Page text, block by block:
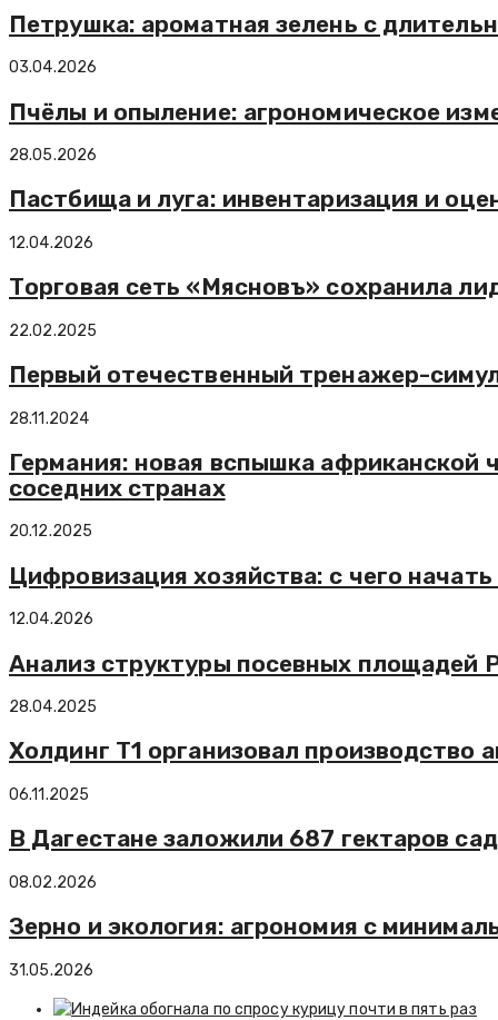
Петрушка: ароматная зелень с
03.04.2026
Пчёлы и опыление: агрономическое
28.05.2026
Пастбища и луга: инвентаризация и
12.04.2026
Торговая сеть «Мясновъ» сохранила
22.02.2025
Первый отечественный тренажер-
28.11.2024
Германия: новая вспышка африканской
соседних странах
20.12.2025
Цифровизация хозяйства: с чего
12.04.2026
Анализ структуры посевных площадей
28.04.2025
Холдинг Т1 организовал производство
06.11.2025
В Дагестане заложили 687 гектаров
08.02.2026
Зерно и экология: агрономия с
31.05.2026